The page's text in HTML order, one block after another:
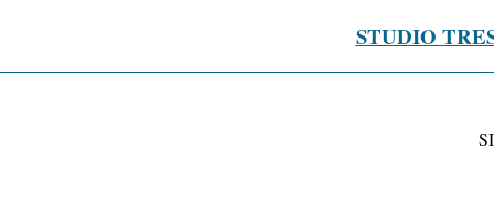
STUDIO